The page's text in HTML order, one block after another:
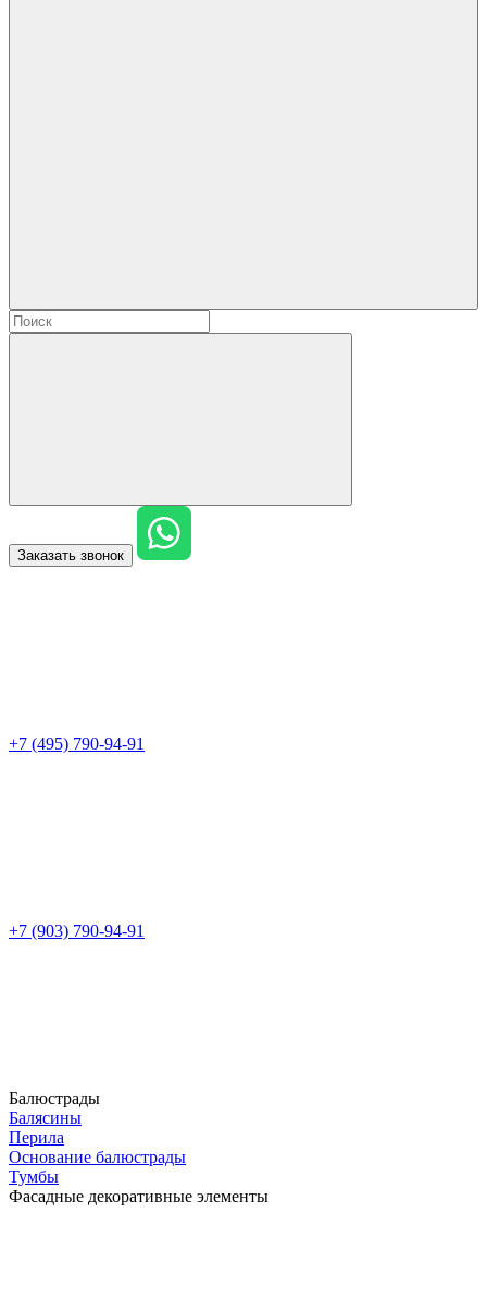
Заказать звонок
+7 (495) 790-94-91
+7 (903) 790-94-91
Балюстрады
Балясины
Перила
Основание балюстрады
Тумбы
Фасадные декоративные элементы